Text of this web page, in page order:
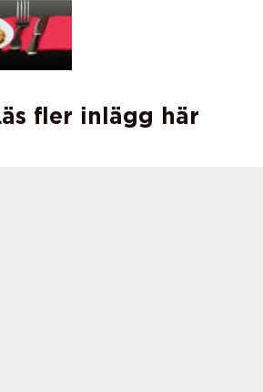
fler inlägg här